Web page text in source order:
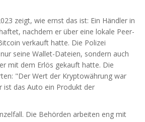
zeigt, wie ernst das ist: Ein Händler in
nachdem er über eine lokale Peer-
verkauft hatte. Die Polizei
seine Wallet-Dateien, sondern auch
mit dem Erlös gekauft hatte. Die
"Der Wert der Kryptowährung war
ist das Auto ein Produkt der
Die Behörden arbeiten eng mit